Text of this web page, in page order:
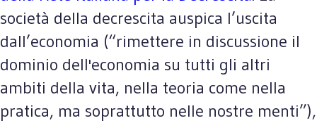
società della decrescita auspica l’uscita
dall’economia (“rimettere in discussione il
dominio dell'economia su tutti gli altri
ambiti della vita, nella teoria come nella
pratica, ma soprattutto nelle nostre menti”),